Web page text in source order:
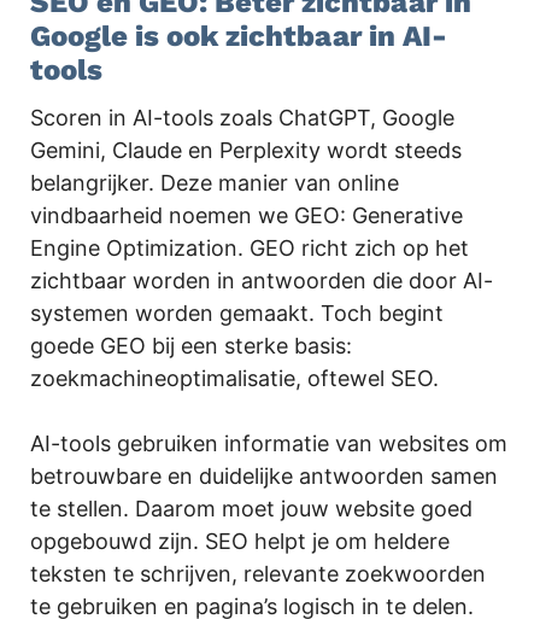
Google is ook zichtbaar in AI-
tools
Scoren in AI-tools zoals ChatGPT, Google
Gemini, Claude en Perplexity wordt steeds
belangrijker. Deze manier van online
vindbaarheid noemen we GEO: Generative
Engine Optimization. GEO richt zich op het
zichtbaar worden in antwoorden die door AI-
systemen worden gemaakt. Toch begint
goede GEO bij een sterke basis:
zoekmachineoptimalisatie, oftewel SEO.
AI-tools gebruiken informatie van websites om
betrouwbare en duidelijke antwoorden samen
te stellen. Daarom moet jouw website goed
opgebouwd zijn. SEO helpt je om heldere
teksten te schrijven, relevante zoekwoorden
te gebruiken en pagina’s logisch in te delen.